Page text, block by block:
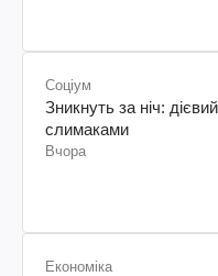
Соціум
Зникнуть за ніч:
слимаками
Вчора
Економіка